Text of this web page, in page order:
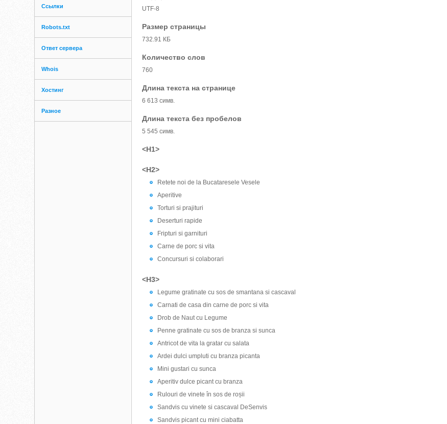
Ссылки
Robots.txt
Ответ сервера
Whois
Хостинг
Разное
UTF-8
Размер страницы
732.91 КБ
Количество слов
760
Длина текста на странице
6 613 симв.
Длина текста без пробелов
5 545 симв.
<H1>
<H2>
Retete noi de la Bucataresele Vesele
Aperitive
Torturi si prajituri
Deserturi rapide
Fripturi si garnituri
Carne de porc si vita
Concursuri si colaborari
<H3>
Legume gratinate cu sos de smantana si cascaval
Carnati de casa din carne de porc si vita
Drob de Naut cu Legume
Penne gratinate cu sos de branza si sunca
Antricot de vita la gratar cu salata
Ardei dulci umpluti cu branza picanta
Mini gustari cu sunca
Aperitiv dulce picant cu branza
Rulouri de vinete în sos de roșii
Sandvis cu vinete si cascaval DeSenvis
Sandvis picant cu mini ciabatta